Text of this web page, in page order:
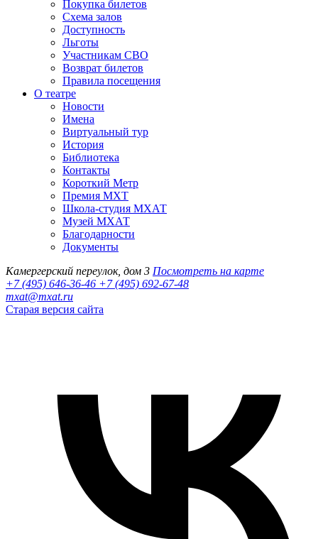
Покупка билетов
Схема залов
Доступность
Льготы
Участникам СВО
Возврат билетов
Правила посещения
О театре
Новости
Имена
Виртуальный тур
История
Библиотека
Контакты
Короткий Метр
Премия МХТ
Школа-студия МХАТ
Музей МХАТ
Благодарности
Документы
Камергерский переулок, дом 3 Посмотреть на карте
+7 (495) 646-36-46 +7 (495) 692-67-48‬
mxat@mxat.ru
Старая версия сайта